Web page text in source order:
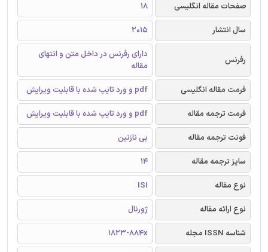
صفحات مقاله انگلیسی
18
سال انتشار
2015
رفرنس
دارای رفرنس در داخل متن و انتهای
مقاله
فرمت مقاله انگلیسی
pdf و ورد تایپ شده با قابلیت ویرایش
فرمت ترجمه مقاله
pdf و ورد تایپ شده با قابلیت ویرایش
فونت ترجمه مقاله
بی نازنین
سایز ترجمه مقاله
14
نوع مقاله
ISI
نوع ارائه مقاله
ژورنال
شناسه ISSN مجله
1823-884x